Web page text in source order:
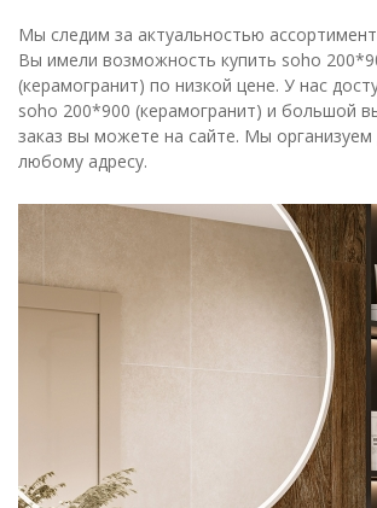
Мы следим за актуальностью
Вы имели возможность купить soho
(керамогранит) по низкой цене. У нас
soho 200*900 (керамогранит) и большой
заказ вы можете на сайте. Мы организуем
любому адресу.